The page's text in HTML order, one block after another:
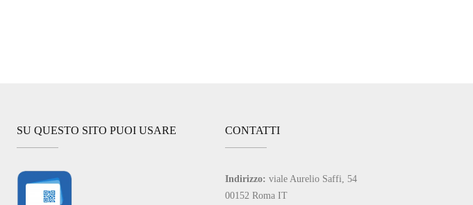
SU QUESTO SITO PUOI USARE CONTATTI
Indirizzo: viale Aurelio Saffi, 54
00152 Roma IT